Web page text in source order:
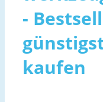
-
kaufen